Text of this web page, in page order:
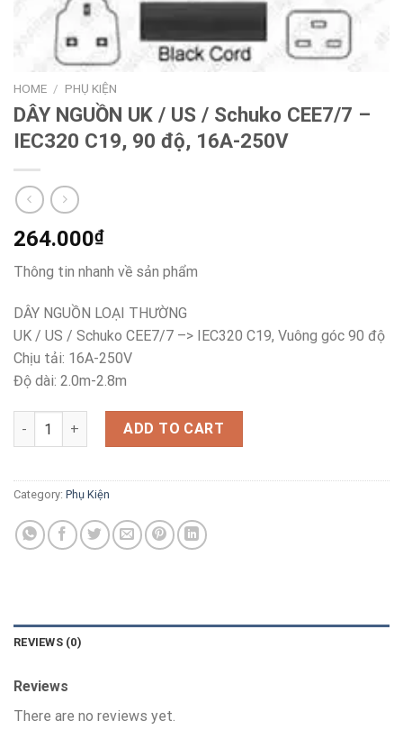
HOME / PHỤ KIỆN
DÂY NGUỒN UK / US / Schuko CEE7/7 –
IEC320 C19, 90 độ, 16A-250V
264.000₫
Thông tin nhanh về sản phẩm
DÂY NGUỒN LOẠI THƯỜNG
UK / US / Schuko CEE7/7 –> IEC320 C19, Vuông góc 90 độ
Chịu tải: 16A-250V
Độ dài: 2.0m-2.8m
DÂY NGUỒN UK / US / Schuko CEE7/7 - IEC320 C19, 90 độ,
ADD TO CART
Category: Phụ Kiện
REVIEWS (0)
Reviews
There are no reviews yet.